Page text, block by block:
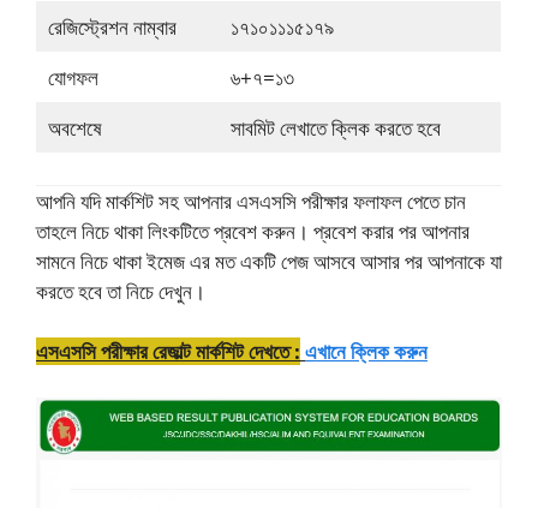
রেজিস্ট্রেশন নাম্বার
১৭১০১১১৫১৭৯
যোগফল
৬+৭=১৩
অবশেষে
সাবমিট লেখাতে ক্লিক করতে হবে
আপনি যদি মার্কশিট সহ আপনার এসএসসি পরীক্ষার ফলাফল পেতে চান
তাহলে নিচে থাকা লিংকটিতে প্রবেশ করুন। প্রবেশ করার পর আপনার
সামনে নিচে থাকা ইমেজ এর মত একটি পেজ আসবে আসার পর আপনাকে যা
করতে হবে তা নিচে দেখুন।
এসএসসি পরীক্ষার রেজাল্ট মার্কশিট দেখতে : এখানে ক্লিক করুন